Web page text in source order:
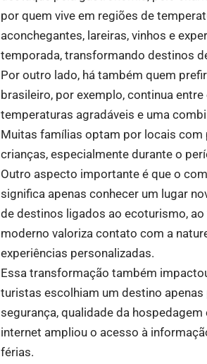
por quem vive em regiões de
aconchegantes, lareiras, vinhos e
temporada, transformando destinos
Por outro lado, há também quem
brasileiro, por exemplo, continua
temperaturas agradáveis e uma
Muitas famílias optam por locais com
crianças, especialmente durante o
Outro aspecto importante é que o
significa apenas conhecer um lugar
de destinos ligados ao ecoturismo,
moderno valoriza contato com a
experiências personalizadas.
Essa transformação também
turistas escolhiam um destino
segurança, qualidade da
internet ampliou o acesso à
férias.